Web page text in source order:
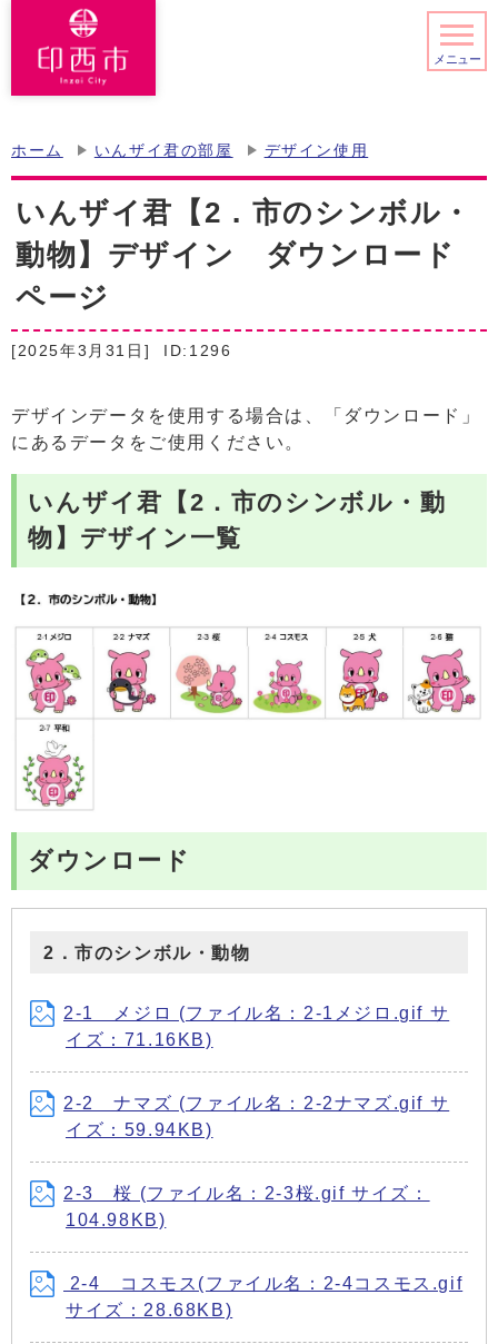
メニュー
ホーム いんザイ君の部屋 デザイン使用
いんザイ君【2．市のシンボル・
動物】デザイン ダウンロード
ページ
[2025年3月31日] ID:1296
デザインデータを使用する場合は、「ダウンロード」
にあるデータをご使用ください。
いんザイ君【2．市のシンボル・動
物】デザイン一覧
ダウンロード
2．市のシンボル・動物
2-1 メジロ (ファイル名：2-1メジロ.gif サ
イズ：71.16KB)
2-2 ナマズ (ファイル名：2-2ナマズ.gif サ
イズ：59.94KB)
2-3 桜 (ファイル名：2-3桜.gif サイズ：
104.98KB)
2-4 コスモス(ファイル名：2-4コスモス.gif
サイズ：28.68KB)